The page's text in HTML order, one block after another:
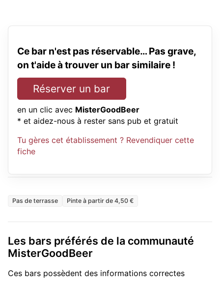
Ce bar n'est pas réservable… Pas grave,
on t'aide à trouver un bar similaire !
Réserver un bar
en un clic avec MisterGoodBeer
* et aidez-nous à rester sans pub et gratuit
Tu gères cet établissement ? Revendiquer cette
fiche
Pas de terrasse Pinte à partir de 4,50 €
Les bars préférés de la communauté
MisterGoodBeer
Ces bars possèdent des informations correctes